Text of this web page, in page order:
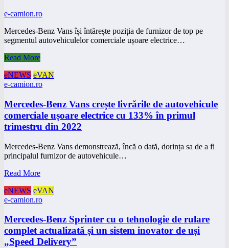
e-camion.ro
Mercedes-Benz Vans își întărește poziția de furnizor de top pe
segmentul autovehiculelor comerciale ușoare electrice…
Read More
eNEWS eVAN
e-camion.ro
Mercedes-Benz Vans crește livrările de autovehicule
comerciale ușoare electrice cu 133% în primul
trimestru din 2022
Mercedes-Benz Vans demonstrează, încă o dată, dorința sa de a fi
principalul furnizor de autovehicule…
Read More
eNEWS eVAN
e-camion.ro
Mercedes-Benz Sprinter cu o tehnologie de rulare
complet actualizată și un sistem inovator de uși
„Speed Delivery”